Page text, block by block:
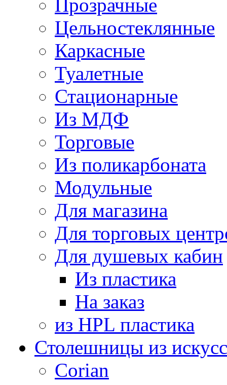
Прозрачные
Цельностеклянные
Каркасные
Туалетные
Стационарные
Из МДФ
Торговые
Из поликарбоната
Модульные
Для магазина
Для торговых
Для душевых кабин
Из пластика
На заказ
из HPL пластика
Столешницы из
Corian